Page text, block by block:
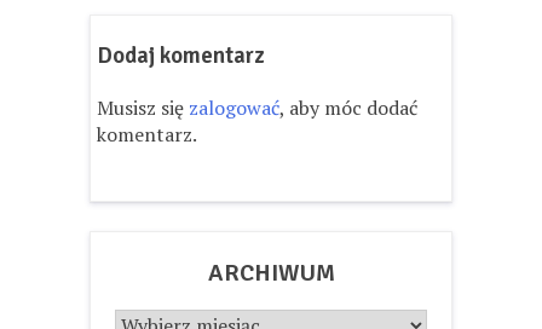
Dodaj komentarz
Musisz się zalogować, aby móc dodać
komentarz.
ARCHIWUM
Archiwum